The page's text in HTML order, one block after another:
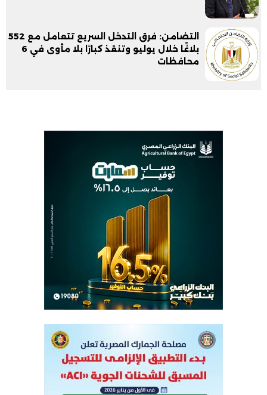
التضامن: فرق التدخل السريع تتعامل مع 552
بلاغًا خلال يوليو وتنقذ كبارًا بلا مأوى في 6
محافظات